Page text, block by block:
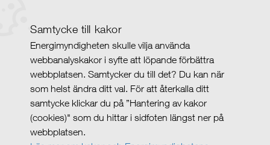
Samtycke till kakor
Energimyndigheten skulle vilja använda
webbanalyskakor i syfte att löpande förbättra
webbplatsen. Samtycker du till det? Du kan när
som helst ändra ditt val. För att återkalla ditt
samtycke klickar du på ”Hantering av kakor
(cookies)" som du hittar i sidfoten längst ner på
webbplatsen.